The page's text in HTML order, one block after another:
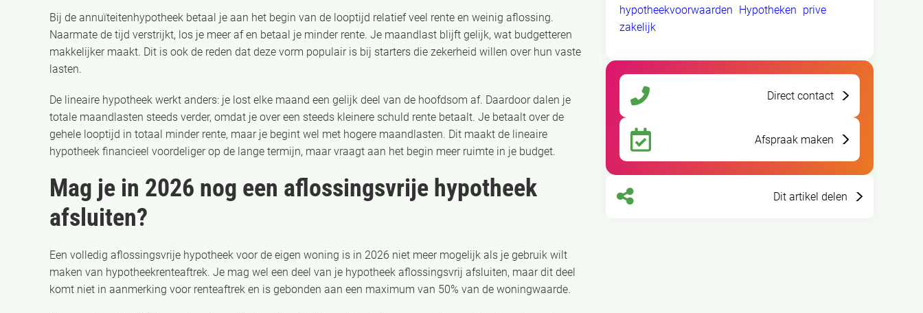
Bij de annuïteitenhypotheek betaal je aan het begin van de looptijd relatief veel rente en weinig aflossing.
Naarmate de tijd verstrijkt, los je meer af en betaal je minder rente. Je maandlast blijft gelijk, wat budgetteren
makkelijker maakt. Dit is ook de reden dat deze vorm populair is bij starters die zekerheid willen over hun vaste
lasten.
De lineaire hypotheek werkt anders: je lost elke maand een gelijk deel van de hoofdsom af. Daardoor dalen je
totale maandlasten steeds verder, omdat je over een steeds kleinere schuld rente betaalt. Je betaalt over de
gehele looptijd in totaal minder rente, maar je begint wel met hogere maandlasten. Dit maakt de lineaire
hypotheek financieel voordeliger op de lange termijn, maar vraagt aan het begin meer ruimte in je budget.
Mag je in 2026 nog een aflossingsvrije hypotheek
afsluiten?
Een volledig aflossingsvrije hypotheek voor de eigen woning is in 2026 niet meer mogelijk als je gebruik wilt
maken van hypotheekrenteaftrek. Je mag wel een deel van je hypotheek aflossingsvrij afsluiten, maar dit deel
komt niet in aanmerking voor renteaftrek en is gebonden aan een maximum van 50% van de woningwaarde.
hypotheekvoorwaarden Hypotheken prive
zakelijk
Direct contact
Afspraak maken
Dit artikel delen